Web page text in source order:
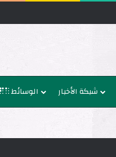
الوسائط شبكة الأخبار